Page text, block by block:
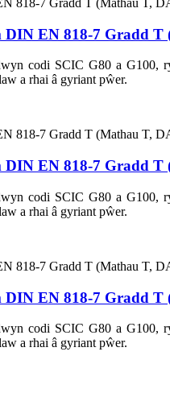
EN 818-7 Gradd
codi SCIC G80 a
a rhai â gyriant pŵer.
EN 818-7 Gradd
codi SCIC G80 a
a rhai â gyriant pŵer.
EN 818-7 Gradd
codi SCIC G80 a
a rhai â gyriant pŵer.